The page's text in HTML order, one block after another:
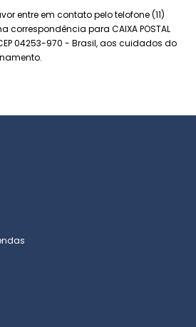
entre em contato pelo telofone (11)
correspondência para CAIXA POSTAL
04253-970 - Brasil, aos cuidados do